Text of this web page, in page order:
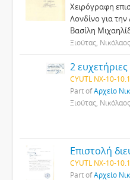
Χειρόγραφη
Λονδίνο για
Βασίλη
Ξιούτας,
2
CYUTL NX-10-
Part ofΑρχείο
Ξιούτας,
CYUTL NX-10-
Part ofΑρχείο